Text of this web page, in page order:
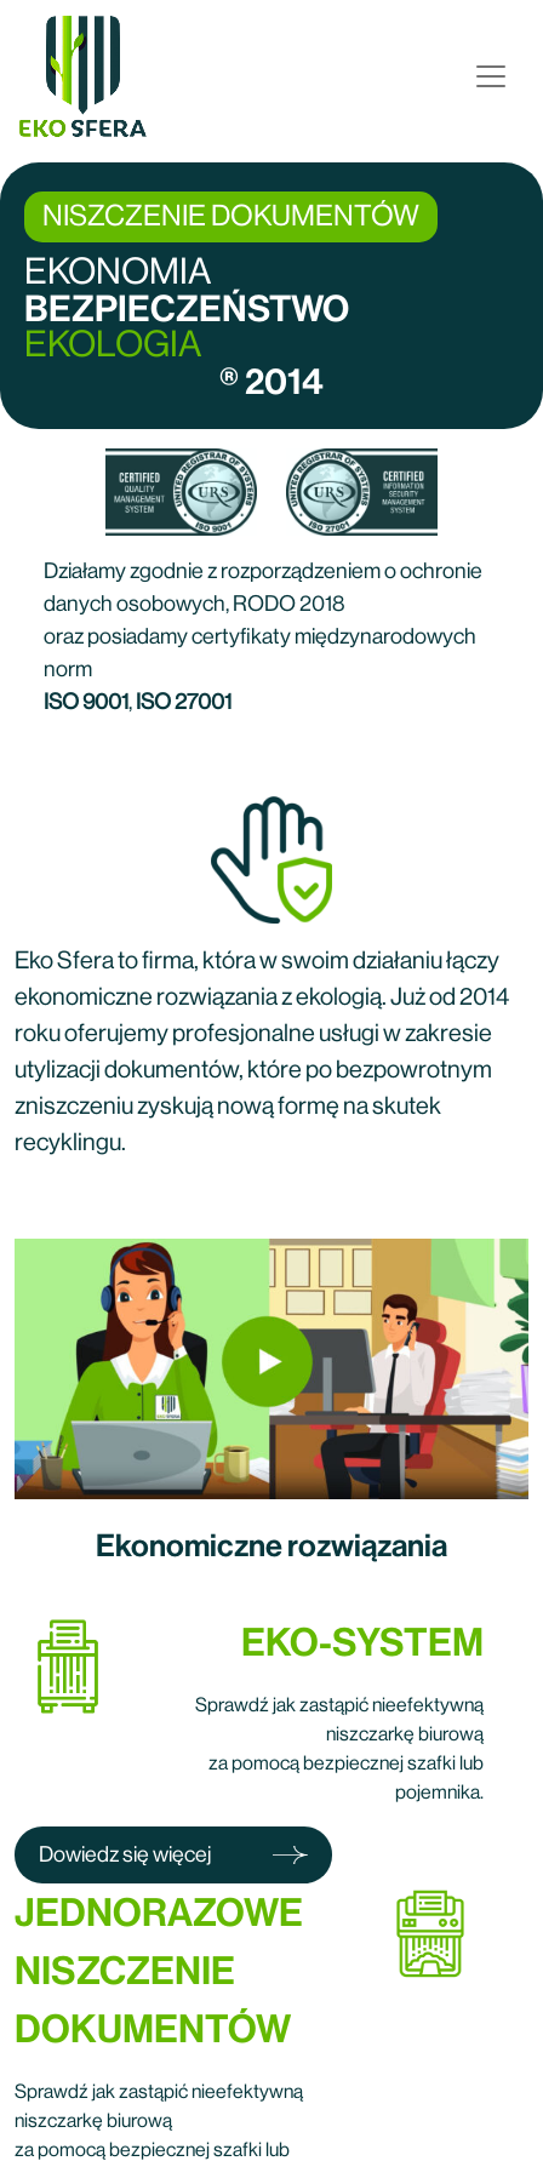
NISZCZENIE DOKUMENTÓW
EKONOMIA
BEZPIECZEŃSTWO
EKOLOGIA
® 2014
Działamy zgodnie z rozporządzeniem o ochronie
danych osobowych, RODO 2018
oraz posiadamy certyfikaty międzynarodowych
norm
ISO 9001, ISO 27001
Eko Sfera to firma, która w swoim działaniu łączy
ekonomiczne rozwiązania z ekologią. Już od 2014
roku oferujemy profesjonalne usługi w zakresie
utylizacji dokumentów, które po bezpowrotnym
zniszczeniu zyskują nową formę na skutek
recyklingu.
Ekonomiczne rozwiązania
EKO-SYSTEM
Sprawdź jak zastąpić nieefektywną
niszczarkę biurową
za pomocą bezpiecznej szafki lub
pojemnika.
Dowiedz się więcej
JEDNORAZOWE
NISZCZENIE
DOKUMENTÓW
Sprawdź jak zastąpić nieefektywną
niszczarkę biurową
za pomocą bezpiecznej szafki lub